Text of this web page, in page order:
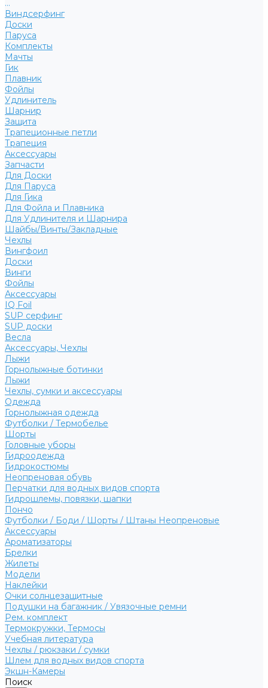
...
Виндсерфинг
Доски
Паруса
Комплекты
Мачты
Гик
Плавник
Фойлы
Удлинитель
Шарнир
Защита
Трапеционные петли
Трапеция
Аксессуары
Запчасти
Для Доски
Для Паруса
Для Гика
Для Фойла и Плавника
Для Удлинителя и Шарнира
Шайбы/Винты/Закладные
Чехлы
Вингфоил
Доски
Винги
Фойлы
Аксессуары
IQ Foil
SUP серфинг
SUP доски
Весла
Аксессуары, Чехлы
Лыжи
Горнолыжные ботинки
Лыжи
Чехлы, сумки и аксессуары
Одежда
Горнолыжная одежда
Футболки / Термобелье
Шорты
Головные уборы
Гидроодежда
Гидрокостюмы
Неопреновая обувь
Перчатки для водных видов спорта
Гидрошлемы, повязки, шапки
Пончо
Футболки / Боди / Шорты / Штаны Неопреновые
Аксессуары
Ароматизаторы
Брелки
Жилеты
Модели
Наклейки
Очки солнцезащитные
Подушки на багажник / Увязочные ремни
Рем. комплект
Термокружки, Термосы
Учебная литература
Чехлы / рюкзаки / сумки
Шлем для водных видов спорта
Экшн-Камеры
Поиск